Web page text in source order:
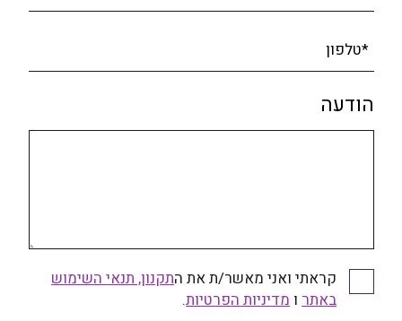
*טלפון
הודעה
קראתי ואני מאשר/ת את התקנון, תנאי השימוש באתר
ומדיניות הפרטיות
קראתי ואני מאשר/ת את התקנון, תנאי השימוש
באתר ו מדיניות הפרטיות.